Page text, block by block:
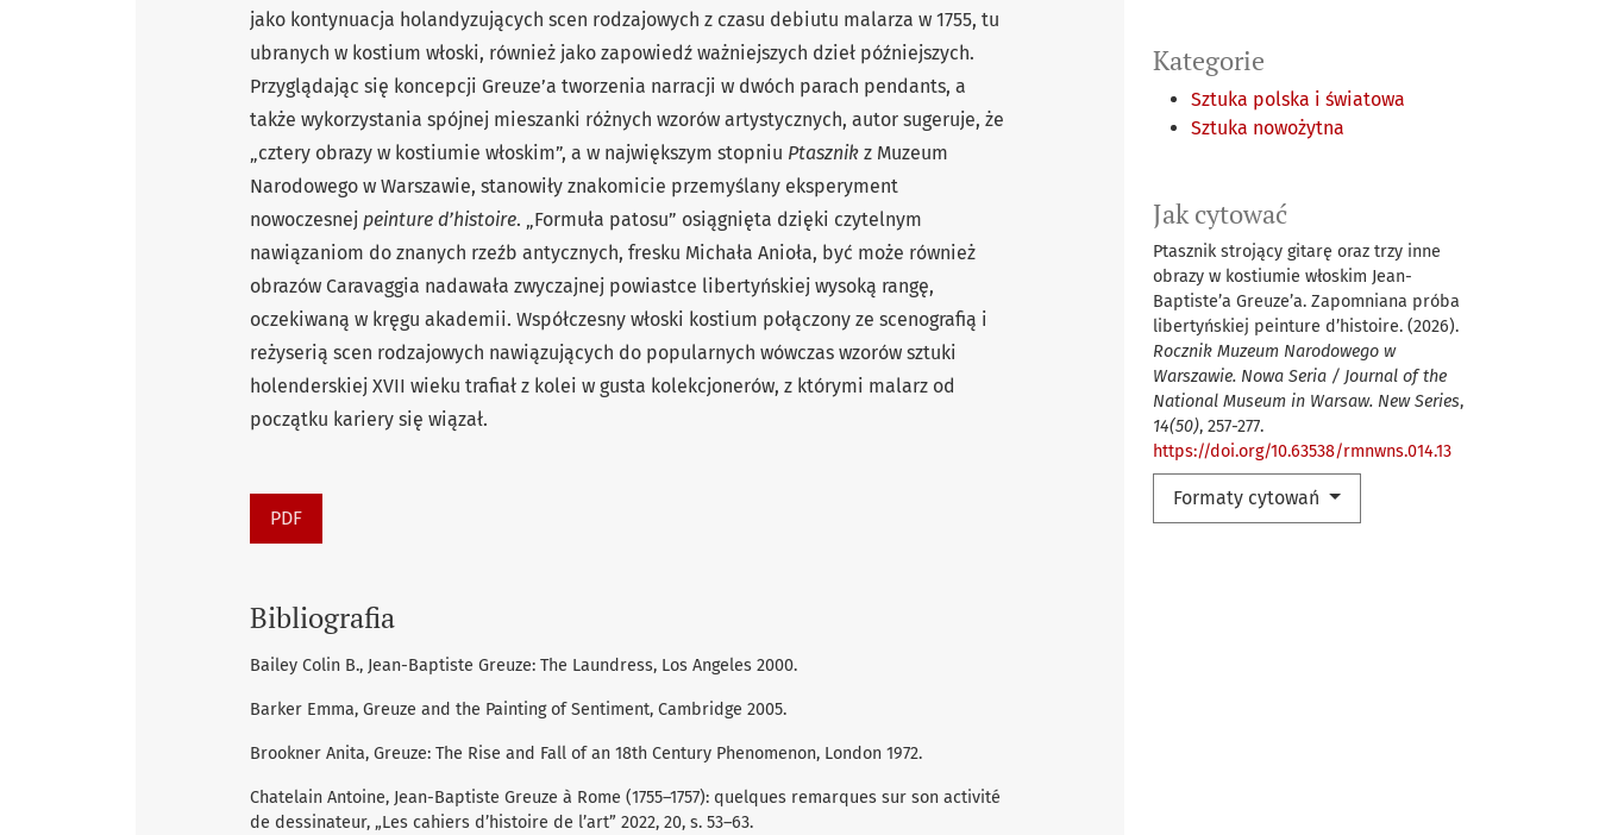
Kategorie
Sztuka polska i światowa
Sztuka nowożytna
Jak cytować
Ptasznik strojący gitarę oraz trzy inne
obrazy w kostiumie włoskim Jean-
Baptiste’a Greuze’a. Zapomniana próba
libertyńskiej peinture d’histoire. (2026).
Rocznik Muzeum Narodowego w
Warszawie. Nowa Seria / Journal of the
National Museum in Warsaw. New Series,
14(50), 257-277.
https://doi.org/10.63538/rmnwns.014.13
Formaty cytowań
jako kontynuacja holandyzujących scen rodzajowych z czasu debiutu malarza w 1755, tu
ubranych w kostium włoski, również jako zapowiedź ważniejszych dzieł późniejszych.
Przyglądając się koncepcji Greuze’a tworzenia narracji w dwóch parach pendants, a
także wykorzystania spójnej mieszanki różnych wzorów artystycznych, autor sugeruje, że
„cztery obrazy w kostiumie włoskim”, a w największym stopniu Ptasznik z Muzeum
Narodowego w Warszawie, stanowiły znakomicie przemyślany eksperyment
nowoczesnej peinture d’histoire. „Formuła patosu” osiągnięta dzięki czytelnym
nawiązaniom do znanych rzeźb antycznych, fresku Michała Anioła, być może również
obrazów Caravaggia nadawała zwyczajnej powiastce libertyńskiej wysoką rangę,
oczekiwaną w kręgu akademii. Współczesny włoski kostium połączony ze scenografią i
reżyserią scen rodzajowych nawiązujących do popularnych wówczas wzorów sztuki
holenderskiej XVII wieku trafiał z kolei w gusta kolekcjonerów, z którymi malarz od
początku kariery się wiązał.
PDF
Bibliografia
Bailey Colin B., Jean-Baptiste Greuze: The Laundress, Los Angeles 2000.
Barker Emma, Greuze and the Painting of Sentiment, Cambridge 2005.
Brookner Anita, Greuze: The Rise and Fall of an 18th Century Phenomenon, London 1972.
Chatelain Antoine, Jean-Baptiste Greuze à Rome (1755–1757): quelques remarques sur son activité
de dessinateur, „Les cahiers d’histoire de l’art” 2022, 20, s. 53–63.